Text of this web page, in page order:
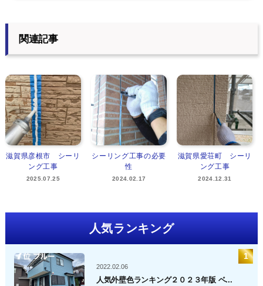
関連記事
滋賀県彦根市 シーリ
ング工事
2025.07.25
シーリング工事の必要
性
2024.02.17
滋賀県愛荘町 シーリ
ング工事
2024.12.31
人気ランキング
2022.02.06
人気外壁色ランキング２０２３年版 ベ...